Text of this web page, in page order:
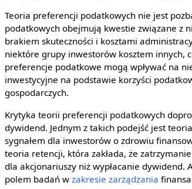
Teoria preferencji podatkowych nie jest
podatkowych obejmują kwestie związane z
brakiem skuteczności i kosztami
niektóre grupy inwestorów kosztem innych,
preferencje podatkowe mogą wpływać na
inwestycyjne na podstawie korzyści
gospodarczych.
Krytyka teorii preferencji podatkowych
dywidend. Jednym z takich podejść jest
sygnałem dla inwestorów o zdrowiu
teoria retencji, która zakłada, że
dla akcjonariuszy niż wypłacanie
polem badań wzakresie zarządzania